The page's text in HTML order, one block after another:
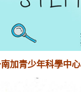
加青少年科學中心